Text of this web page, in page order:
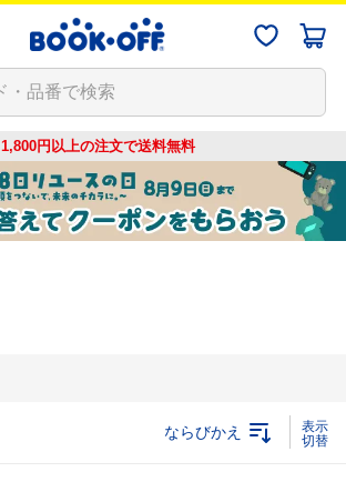
1,800円以上の注文で送料無料
ならびかえ